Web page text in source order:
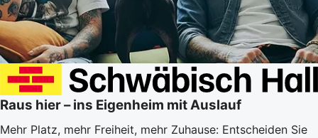
Raus hier – ins Eigenheim mit Auslauf
Mehr Platz, mehr Freiheit, mehr Zuhause: Entscheiden Sie